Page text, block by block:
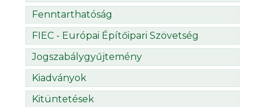
Fenntarthatóság
FIEC - Európai Építőipari Szövetség
Jogszabálygyűjtemény
Kiadványok
Kitüntetések